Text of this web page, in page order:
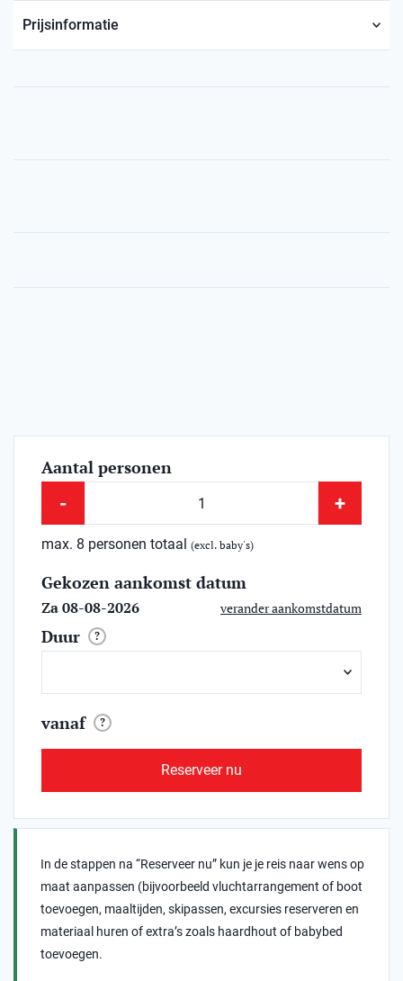
Prijsinformatie
Aantal personen
- +
max. 8 personen totaal (excl. baby's)
Gekozen aankomst datum
Za 08-08-2026 verander aankomstdatum
Duur ?
vanaf ?
Reserveer nu
In de stappen na “Reserveer nu” kun je je reis naar wens op
maat aanpassen (bijvoorbeeld vluchtarrangement of boot
toevoegen, maaltijden, skipassen, excursies reserveren en
materiaal huren of extra’s zoals haardhout of babybed
toevoegen.